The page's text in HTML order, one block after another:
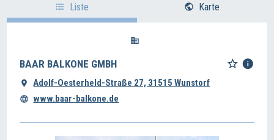
Liste
BAAR BALKONE GMBH
Adolf-Oesterheld-Straße 27, 31515 Wunstorf
www.baar-balkone.de
Karte